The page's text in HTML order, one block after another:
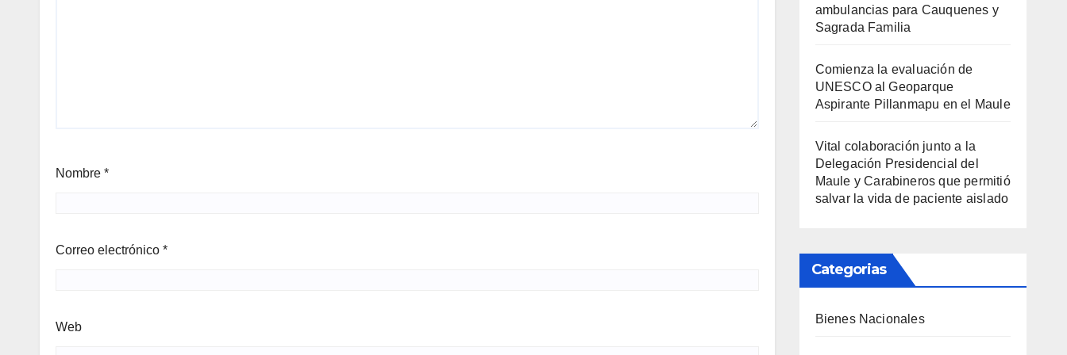
Nombre *
Correo electrónico *
Web
ambulancias para Cauquenes y
Sagrada Familia
Comienza la evaluación de
UNESCO al Geoparque
Aspirante Pillanmapu en el Maule
Vital colaboración junto a la
Delegación Presidencial del
Maule y Carabineros que permitió
salvar la vida de paciente aislado
Categorias
Bienes Nacionales